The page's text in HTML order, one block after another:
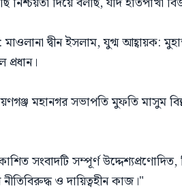
দ্বীন ইসলাম, যুগ্ম আহ্বায়ক:
মহানগর সভাপতি মুফতি মাসুম
সংবাদটি সম্পূর্ণ উদ্দেশ্যপ্রণোদিত,
ও দায়িত্বহীন কাজ।"